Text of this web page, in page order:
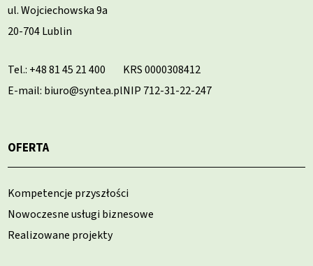
ul. Wojciechowska 9a
20-704 Lublin
Tel.: +48 81 45 21 400
E-mail: biuro@syntea.pl
KRS 0000308412
NIP 712-31-22-247
OFERTA
Kompetencje przyszłości
Nowoczesne usługi biznesowe
Realizowane projekty